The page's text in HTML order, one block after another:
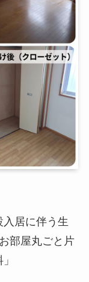
入居に伴う生
部屋丸ごと片